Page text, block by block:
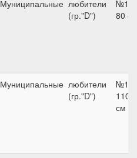
Муниципальные любители
(гр."D")
№12,
80 см
Муниципальные любители
(гр."D")
№13,
110
см